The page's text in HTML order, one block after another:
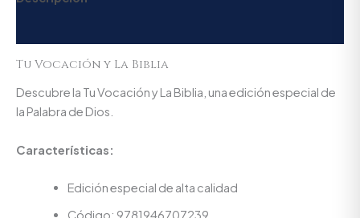
Tu Vocación y La Biblia
Descubre la Tu Vocación y La Biblia, una edición especial de
la Palabra de Dios.
Características:
Edición especial de alta calidad
Código: 9781946707239